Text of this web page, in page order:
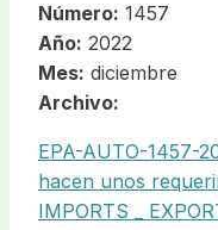
Número: 1457
Año: 2022
Mes: diciembre
Archivo:
EPA-AUTO-1457-
hacen unos
IMPORTS _